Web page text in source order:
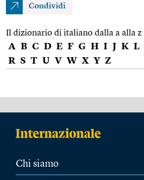
Condividi
Il dizionario di italiano dalla a alla z
A B C D E F G H I J K L
R S T U V W X Y Z
Chi siamo